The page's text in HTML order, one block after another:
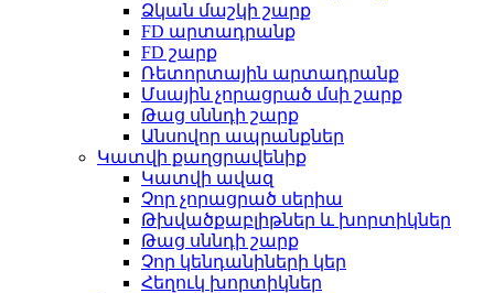
Ձկան մաշկի շարք
FD արտադրանք
FD շարք
Ռետորտային արտադրանք
Մսային չորացրած մսի շարք
Թաց սննդի շարք
Անսովոր ապրանքներ
Կատվի քաղցրավենիք
Կատվի ավազ
Չոր չորացրած սերիա
Թխվածքաբլիթներ և խորտիկներ
Թաց սննդի շարք
Չոր կենդանիների կեր
Հեղուկ խորտիկներ